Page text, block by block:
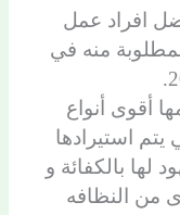
افراد عمل
منه في
أقوى أنواع
يتم استيرادها
لها بالكفائة و
من النظافه